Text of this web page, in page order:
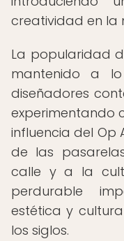
creatividad en la
La popularidad
mantenido a
diseñadores
experimentando
influencia del Op
de las
calle y a la
perdurable
estética y
los siglos.